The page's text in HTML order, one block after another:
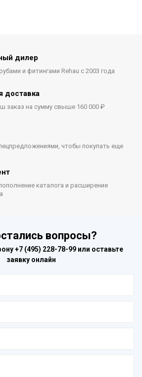
дилер
и фитингами Rehau с 2003 года
доставка
заказ на сумму свыше 160 000 ₽
чтобы покупать еще
каталога и расширение
вопросы?
+7 (495) 228-78-99или оставьте
заявку онлайн